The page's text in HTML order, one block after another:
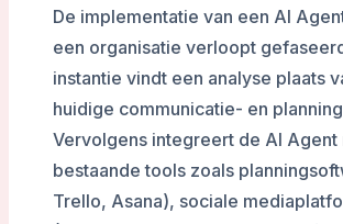
De implementatie van een AI
een organisatie verloopt
instantie vindt een analyse plaats
huidige communicatie- en
Vervolgens integreert de AI Agent
bestaande tools zoals
Trello, Asana), sociale